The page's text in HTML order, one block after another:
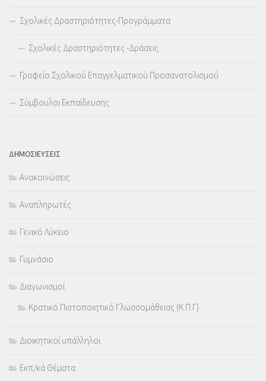
Σχολικές Δραστηριότητες-Προγράμματα
Σχολικές Δραστηριότητες -Δράσεις
Γραφείο Σχολικού Επαγγελματικού Προσανατολισμού
Σύμβουλοι Εκπαίδευσης
ΔΗΜΟΣΙΕΥΣΕΙΣ
Ανακοινώσεις
Αναπληρωτές
Γενικό Λύκειο
Γυμνάσιο
Διαγωνισμοί
Κρατικό Πιστοποιητικό Γλωσσομάθειας (Κ.Π.Γ)
Διοικητικοί υπάλληλοι
Εκπ/κά Θέματα